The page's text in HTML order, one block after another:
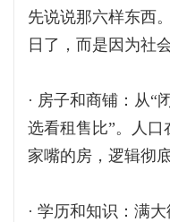
先说说那六样东西
日了，而是因为社
· 房子和商铺：从“
选看租售比”。人
家嘴的房，逻辑彻底
· 学历和知识：满